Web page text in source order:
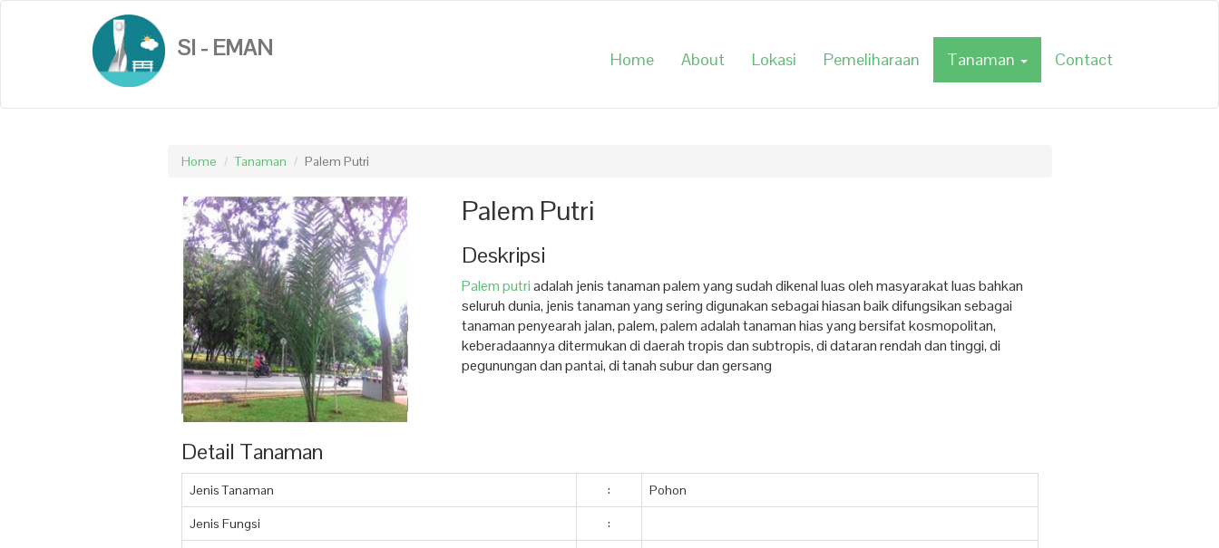
SI - EMAN Home About Lokasi Pemeliharaan Tanaman Contact
Home Tanaman Palem Putri
Palem Putri
Deskripsi
Palem putriadalah jenis tanaman palem yang sudah dikenal luas oleh masyarakat luas bahkan
seluruh dunia, jenis tanaman yang sering digunakan sebagai hiasan baik difungsikan sebagai
tanaman penyearah jalan, palem, palem adalah tanaman hias yang bersifat kosmopolitan,
keberadaannya ditermukan di daerah tropis dan subtropis, di dataran rendah dan tinggi, di
pegunungan dan pantai, di tanah subur dan gersang
Detail Tanaman
Jenis Tanaman : Pohon
Jenis Fungsi :